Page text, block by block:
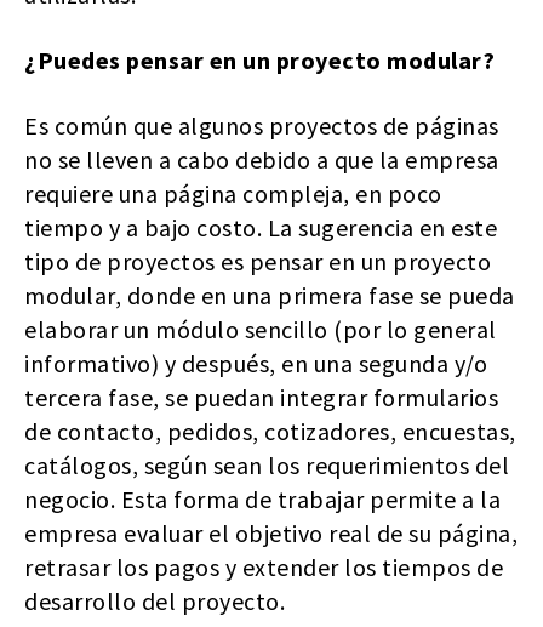
¿Puedes pensar en un proyecto modular?
Es común que algunos proyectos de páginas
no se lleven a cabo debido a que la empresa
requiere una página compleja, en poco
tiempo y a bajo costo. La sugerencia en este
tipo de proyectos es pensar en un proyecto
modular, donde en una primera fase se pueda
elaborar un módulo sencillo (por lo general
informativo) y después, en una segunda y/o
tercera fase, se puedan integrar formularios
de contacto, pedidos, cotizadores, encuestas,
catálogos, según sean los requerimientos del
negocio. Esta forma de trabajar permite a la
empresa evaluar el objetivo real de su página,
retrasar los pagos y extender los tiempos de
desarrollo del proyecto.